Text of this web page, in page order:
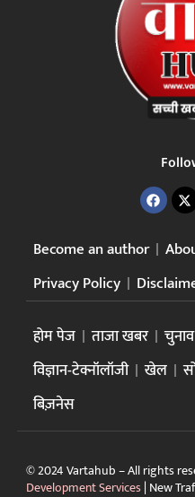
Become an author
Privacy Policy
होम पेज ताजा खबर चुनाव
विज्ञान-टेक्नॉलॉजी
खेल
बिज़नेस
© 2024 Vartahub – All rights
Development Services| New